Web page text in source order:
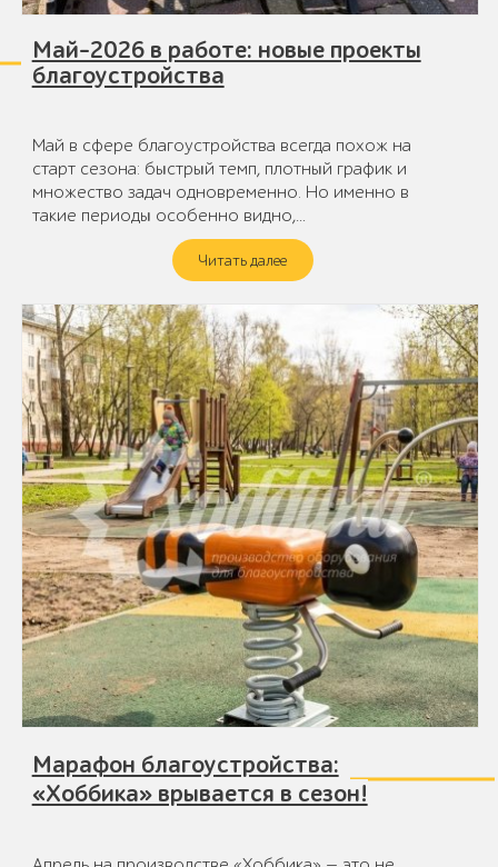
Май-2026 в работе: новые проекты
благоустройства
Май в сфере благоустройства всегда похож на
старт сезона: быстрый темп, плотный график и
множество задач одновременно. Но именно в
такие периоды особенно видно,…
Читать далее
Марафон благоустройства:
«Хоббика» врывается в сезон!